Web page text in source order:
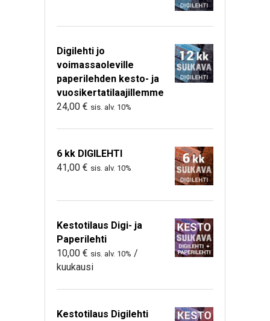
Digilehti jo
voimassaoleville
paperilehden kesto- ja
vuosikertatilaajillemme
24,00 € sis. alv. 10%
6 kk DIGILEHTI
41,00 € sis. alv. 10%
Kestotilaus Digi- ja
Paperilehti
10,00 € sis. alv. 10% /
kuukausi
Kestotilaus Digilehti